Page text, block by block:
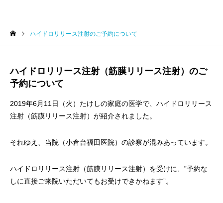
ハイドロリリース注射のご予約について
ハイドロリリース注射（筋膜リリース注射）のご
予約について
2019年6月11日（火）たけしの家庭の医学で、ハイドロリリース
注射（筋膜リリース注射）が紹介されました。
それゆえ、当院（小倉台福田医院）の診察が混みあっています。
ハイドロリリース注射（筋膜リリース注射）を受けに、”予約な
しに直接ご来院いただいてもお受けできかねます”。